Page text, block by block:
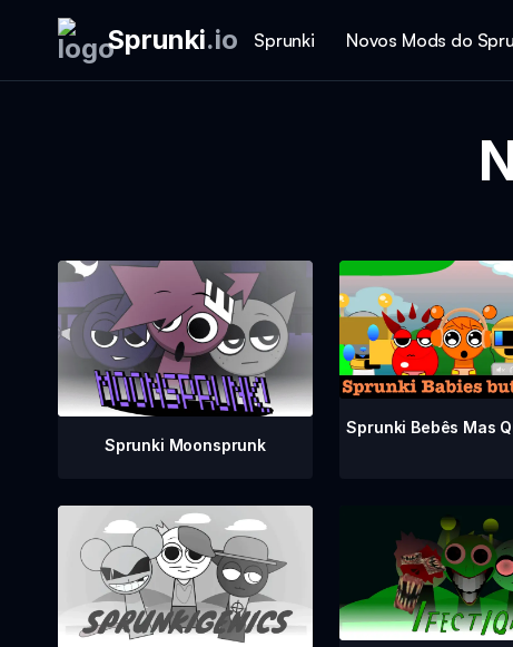
Sprunki.io Sprunki Novos Mods do
Sprunki Moonsprunk
Sprunki Bebês Mas